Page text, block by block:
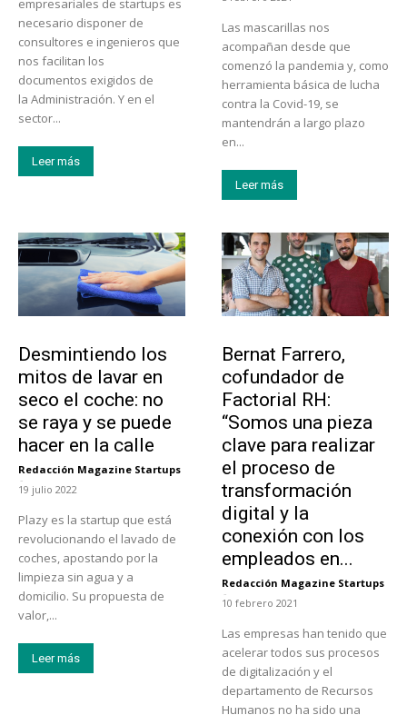
empresariales de startups es
necesario disponer de
consultores e ingenieros que
nos facilitan los
documentos exigidos de
la Administración. Y en el
sector...
Leer más
Las mascarillas nos
acompañan desde que
comenzó la pandemia y, como
herramienta básica de lucha
contra la Covid-19, se
mantendrán a largo plazo
en...
Leer más
Desmintiendo los
mitos de lavar en
seco el coche: no
se raya y se puede
hacer en la calle
Redacción Magazine Startups
-
19 julio 2022
Plazy es la startup que está
revolucionando el lavado de
coches, apostando por la
limpieza sin agua y a
domicilio. Su propuesta de
valor,...
Leer más
Bernat Farrero,
cofundador de
Factorial RH:
“Somos una pieza
clave para realizar
el proceso de
transformación
digital y la
conexión con los
empleados en...
Redacción Magazine Startups
-
10 febrero 2021
Las empresas han tenido que
acelerar todos sus procesos
de digitalización y el
departamento de Recursos
Humanos no ha sido una